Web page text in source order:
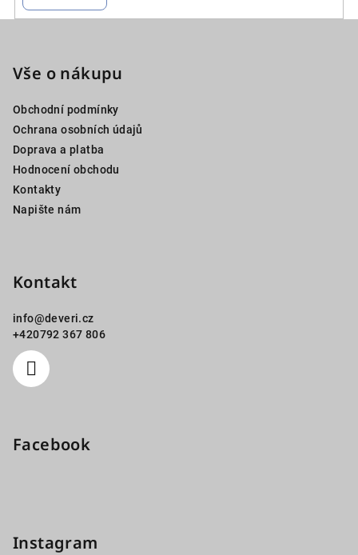
Vše o nákupu
Obchodní podmínky
Ochrana osobních údajů
Doprava a platba
Hodnocení obchodu
Kontakty
Napište nám
Kontakt
info@deveri.cz
+420792 367 806
Facebook
Instagram